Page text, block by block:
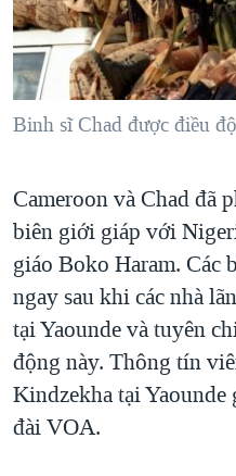
"Tìm"NGƯỜI VIỆT HẢI NGOẠI
ĐỜI SỐNG
KINH TẾ
THỂ THAO
GIÁO DỤC
TẠI
HÀNH TRÌNH BẦU CỬ
MỘT NĂM CHIẾN TRANH
GIẢI MÃ VÀNH ĐAI & CON
TRỊNH VĨNH BÌNH -
GROUND ZERO – XƯA VÀ
CÁC GIÁ TRỊ CỘNG HÒA Ở
THƯỢNG ĐỈNH TRUMP-
TRỊNH VĨNH BÌNH VS.
NGƯ DÂN VIỆT VÀ LÀN
VIDEO
NGHE
MẠNG XÃ HỘI
Ngôn ngữ khác
Binh sĩ Chad được điều
Cameroon và Chad đã
biên giới giáp với
giáo Boko Haram. Các
ngay sau khi các nhà
tại Yaounde và tuyên
động này. Thông tín
Kindzekha tại
đài VOA.